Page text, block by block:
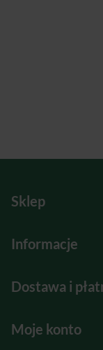
Sklep
Informacje
Dostawa i
Moje konto